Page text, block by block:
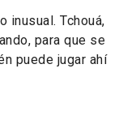
inusual. Tchouá,
para que se
puede jugar ahí